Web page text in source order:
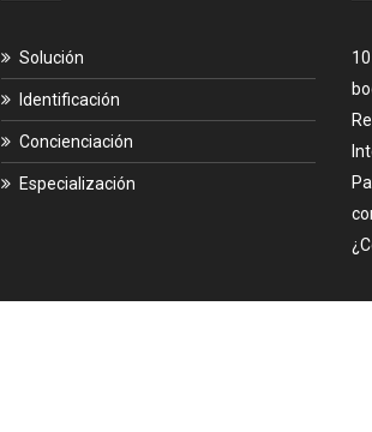
Solución
Identificación
Concienciación
Especialización